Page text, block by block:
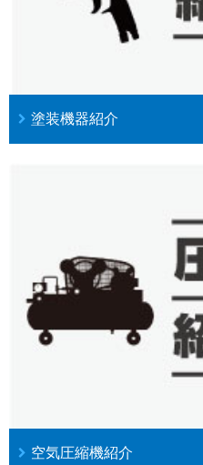
塗装機器紹介
空気圧縮機紹介